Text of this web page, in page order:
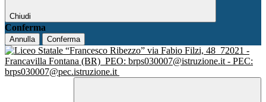
Chiudi
Conferma
Annulla Conferma
via Fabio Filzi, 48 72021 -
Francavilla Fontana (BR) PEO: brps030007@istruzione.it - PEC:
brps030007@pec.istruzione.it